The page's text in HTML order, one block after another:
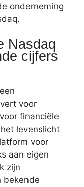
onderneming
Nasdaq
cijfers
voor
financiële
levenslicht
voor
aan eigen
zijn
bekende